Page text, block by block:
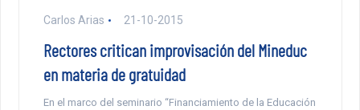
Carlos Arias 21-10-2015
Rectores critican improvisación del Mineduc
en materia de gratuidad
En el marco del seminario “Financiamiento de la Educación